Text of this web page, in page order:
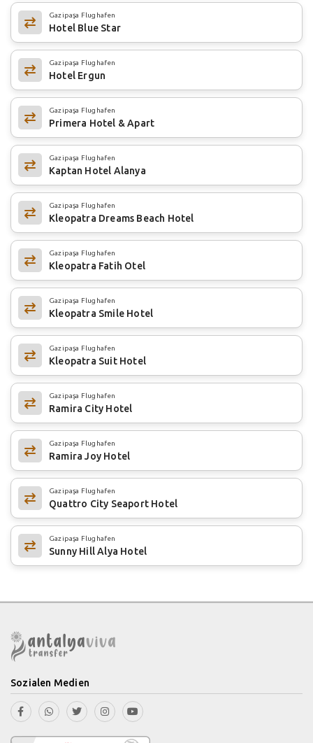
Gazipaşa Flughafen
Hotel Blue Star
Gazipaşa Flughafen
Hotel Ergun
Gazipaşa Flughafen
Primera Hotel & Apart
Gazipaşa Flughafen
Kaptan Hotel Alanya
Gazipaşa Flughafen
Kleopatra Dreams Beach Hotel
Gazipaşa Flughafen
Kleopatra Fatih Otel
Gazipaşa Flughafen
Kleopatra Smile Hotel
Gazipaşa Flughafen
Kleopatra Suit Hotel
Gazipaşa Flughafen
Ramira City Hotel
Gazipaşa Flughafen
Ramira Joy Hotel
Gazipaşa Flughafen
Quattro City Seaport Hotel
Gazipaşa Flughafen
Sunny Hill Alya Hotel
Sozialen Medien